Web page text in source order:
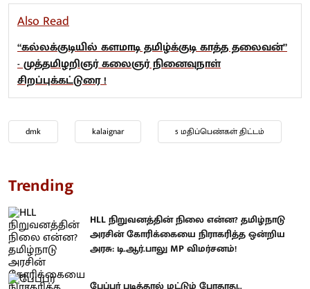
Also Read
“கல்லக்குடியில் களமாடி தமிழ்க்குடி காத்த தலைவன்”
- முத்தமிழறிஞர் கலைஞர் நினைவுநாள்
சிறப்புக்கட்டுரை !
dmk kalaignar 5 மதிப்பெண்கள் திட்டம்
Trending
HLL நிறுவனத்தின் நிலை என்ன? தமிழ்நாடு
அரசின் கோரிக்கையை நிராகரித்த ஒன்றிய
அரசு: டி.ஆர்.பாலு MP விமர்சனம்!
பேப்பர் படித்தால் மட்டும் போதாது..